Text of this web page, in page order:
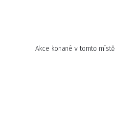
Akce konané v tomto místě